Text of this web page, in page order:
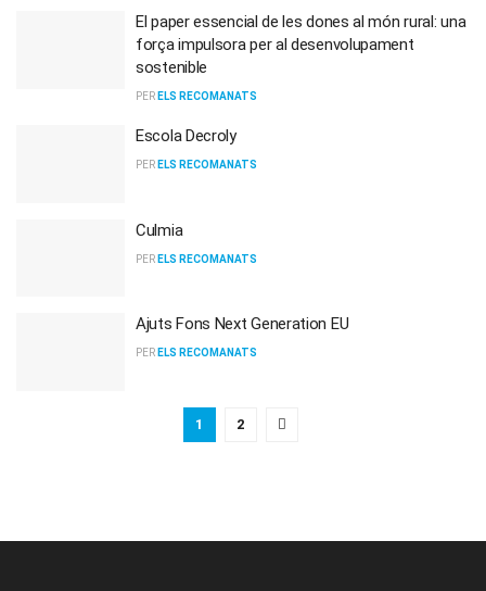
El paper essencial de les dones al món rural: una
força impulsora per al desenvolupament
sostenible
PER ELS RECOMANATS
Escola Decroly
PER ELS RECOMANATS
Culmia
PER ELS RECOMANATS
Ajuts Fons Next Generation EU
PER ELS RECOMANATS
1 2